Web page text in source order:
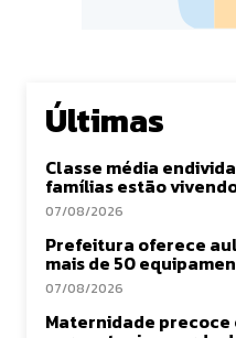
Últimas
Classe média
famílias estão
07/08/2026
Prefeitura oferece
mais de 50
07/08/2026
Maternidade